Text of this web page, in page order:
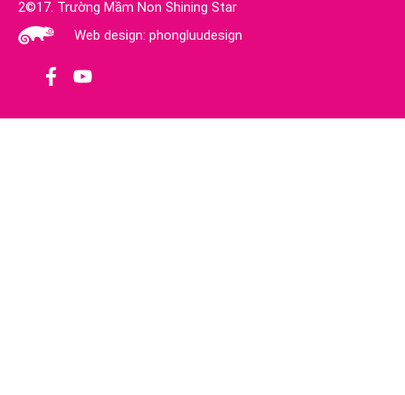
2©17. Trường Mầm Non Shining Star
Web design: phongluudesign